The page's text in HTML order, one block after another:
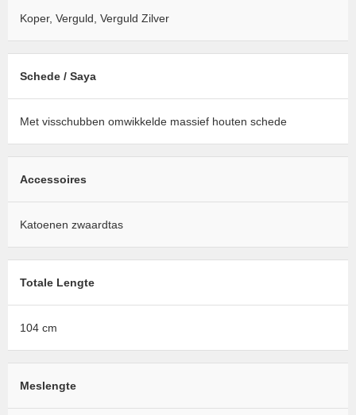
Koper, Verguld, Verguld Zilver
Schede / Saya
Met visschubben omwikkelde massief houten schede
Accessoires
Katoenen zwaardtas
Totale Lengte
104 cm
Meslengte